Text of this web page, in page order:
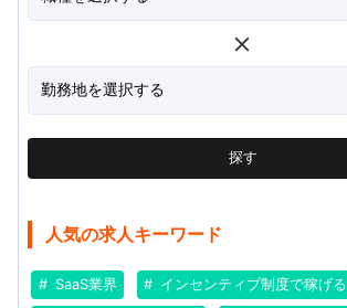
探す
人気の求人キーワード
SaaS業界 インセンティブ制度で稼げる